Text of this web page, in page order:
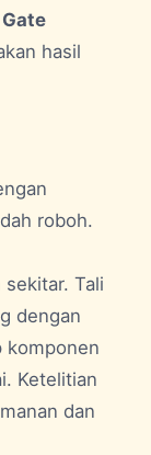
hasil
roboh.
Tali
dengan
komponen
Ketelitian
dan